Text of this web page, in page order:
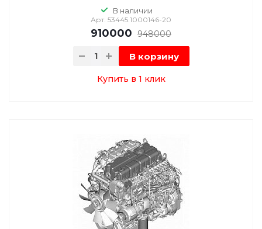
В наличии
Арт. 53445.1000146-20
910000 948000
В корзину
Купить в 1 клик